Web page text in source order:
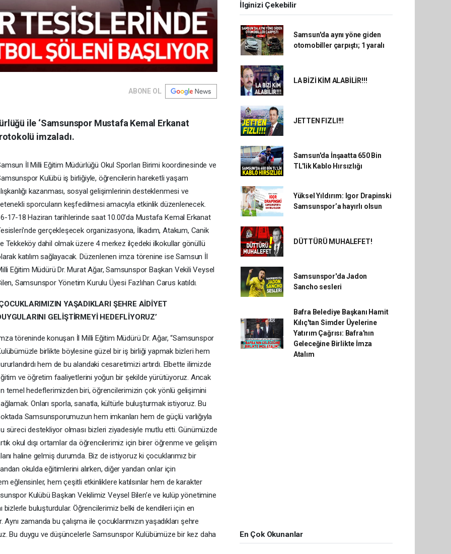
ABONE OL
ile ‘Samsunspor Mustafa Kemal Erkanat
imzaladı.
İl Milli Eğitim Müdürlüğü Okul Sporları Birimi koordinesinde ve
Kulübü iş birliğiyle, öğrencilerin hareketli yaşam
kazanması, sosyal gelişimlerinin desteklenmesi ve
sporcuların keşfedilmesi amacıyla etkinlik düzenlenecek.
17-18 Haziran tarihlerinde saat 10.00’da Mustafa Kemal Erkanat
gerçekleşecek organizasyona, İlkadım, Atakum, Canik
Tekkeköy dahil olmak üzere 4 merkez ilçedeki ilkokullar gönüllü
katılım sağlayacak. Düzenlenen imza törenine ise Samsun İl
Eğitim Müdürü Dr. Murat Ağar, Samsunspor Başkan Vekili Veysel
Samsunspor Yönetim Kurulu Üyesi Fazlıhan Carus katıldı.
YAŞADIKLARI ŞEHRE AİDİYET
GELİŞTİRMEYİ HEDEFLİYORUZ’
töreninde konuşan İl Milli Eğitim Müdürü Dr. Ağar, “Samsunspor
birlikte böylesine güzel bir iş birliği yapmak bizleri hem
hem de bu alandaki cesaretimizi artırdı. Elbette ilimizde
ve öğretim faaliyetlerini yoğun bir şekilde yürütüyoruz. Ancak
temel hedeflerimizden biri, öğrencilerimizin çok yönlü gelişimini
Onları sporla, sanatla, kültürle buluşturmak istiyoruz. Bu
Samsunsporumuzun hem imkanları hem de güçlü varlığıyla
süreci destekliyor olması bizleri ziyadesiyle mutlu etti. Günümüzde
okul dışı ortamlar da öğrencilerimiz için birer öğrenme ve gelişim
haline gelmiş durumda. Biz de istiyoruz ki çocuklarımız bir
okulda eğitimlerini alırken, diğer yandan onlar için
eğlensinler, hem çeşitli etkinliklere katılsınlar hem de karakter
Kulübü Başkan Vekilimiz Veysel Bilen’e ve kulüp yönetimine
buluşturdular. Öğrencilerimiz belki de kendileri için en
zamanda bu çalışma ile çocuklarımızın yaşadıkları şehre
Bu duygu ve düşüncelerle Samsunspor Kulübümüze bir kez daha
İlginizi Çekebilir
Samsun'da aynı yöne giden
otomobiller çarpıştı; 1 yaralı
LA BİZİ KİM ALABİLİR!!!
JETTEN FIZLI!!!
Samsun'da İnşaatta 650 Bin
TL'lik Kablo Hırsızlığı
Yüksel Yıldırım: Igor Drapinski
Samsunspor’a hayırlı olsun
DÜTTÜRÜ MUHALEFET!
Samsunspor'da Jadon
Sancho sesleri
Bafra Belediye Başkanı Hamit
Kılıç'tan Simder Üyelerine
Yatırım Çağrısı: Bafra'nın
Geleceğine Birlikte İmza
Atalım
En Çok Okunanlar